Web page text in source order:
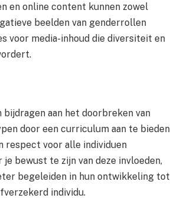
en online content kunnen zowel
beelden van genderrollen
voor media-inhoud die diversiteit en
bijdragen aan het doorbreken van
door een curriculum aan te bieden
respect voor alle individuen
je bewust te zijn van deze invloeden,
begeleiden in hun ontwikkeling tot
individu.